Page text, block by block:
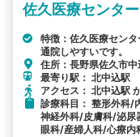
佐久医療センター
特徴：佐久医療セン
通院しやすいです。
住所：長野県佐久市
最寄り駅： 北中込
アクセス： 北中込駅
診療科目： 整形外科/
神経外科/皮膚科/泌
眼科/産婦人科/心療